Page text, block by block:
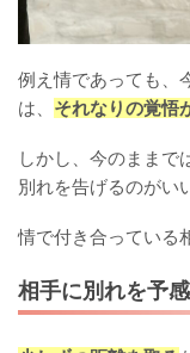
例え情であっても、
は、 それなりの覚悟
しかし、今のままで
別れを告げるのがい
情で付き合っている
相手に別れを予